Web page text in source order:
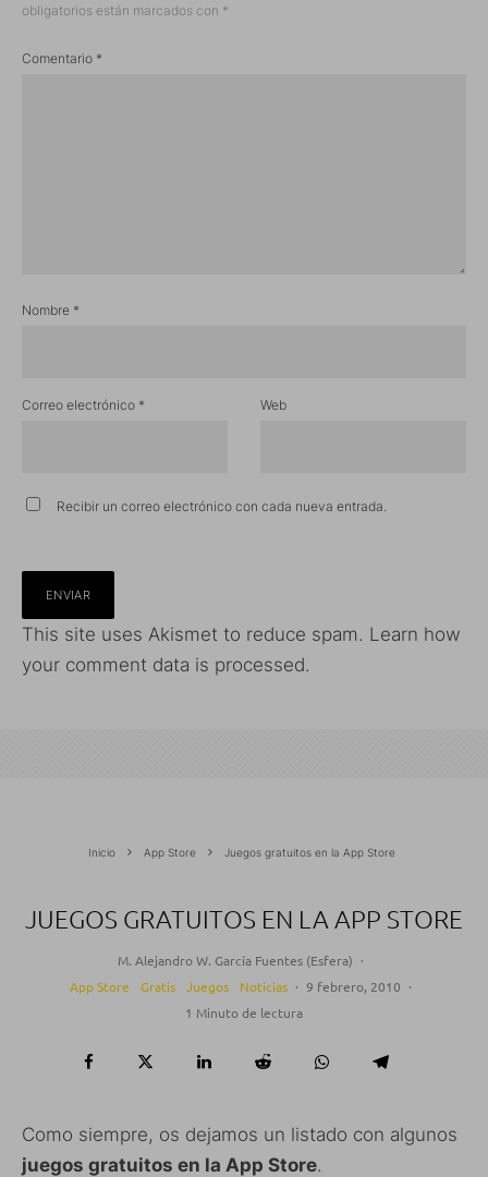
obligatorios están marcados con *
Comentario *
Nombre *
Correo electrónico * Web
Recibir un correo electrónico con cada nueva entrada.
This site uses Akismet to reduce spam. Learn how
your comment data is processed.
Inicio App Store Juegos gratuitos en la App Store
JUEGOS GRATUITOS EN LA APP STORE
M. Alejandro W. García Fuentes (Esfera) ·
App Store
Gratis Juegos Noticias · 9 febrero, 2010 ·
1 Minuto de lectura
Como siempre, os dejamos un listado con algunos
juegos gratuitos en la App Store.